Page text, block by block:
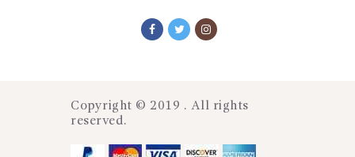
Copyright © 2019 . All rights
reserved.